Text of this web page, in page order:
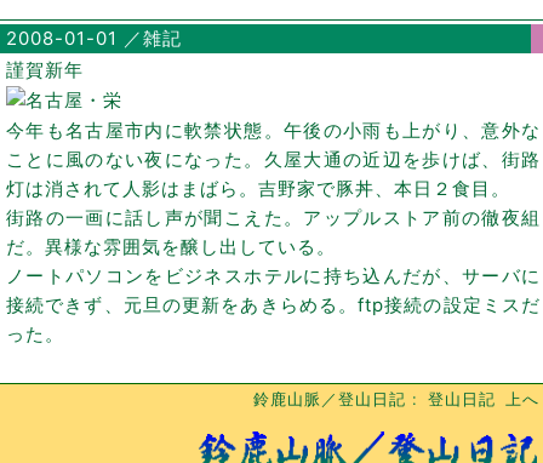
2008-01-01 ／雑記
謹賀新年
今年も名古屋市内に軟禁状態。午後の小雨も上がり、意外な
ことに風のない夜になった。久屋大通の近辺を歩けば、街路
灯は消されて人影はまばら。吉野家で豚丼、本日２食目。
街路の一画に話し声が聞こえた。アップルストア前の徹夜組
だ。異様な雰囲気を醸し出している。
ノートパソコンをビジネスホテルに持ち込んだが、サーバに
接続できず、元旦の更新をあきらめる。ftp接続の設定ミスだ
った。
鈴鹿山脈／登山日記 登山日記 上へ